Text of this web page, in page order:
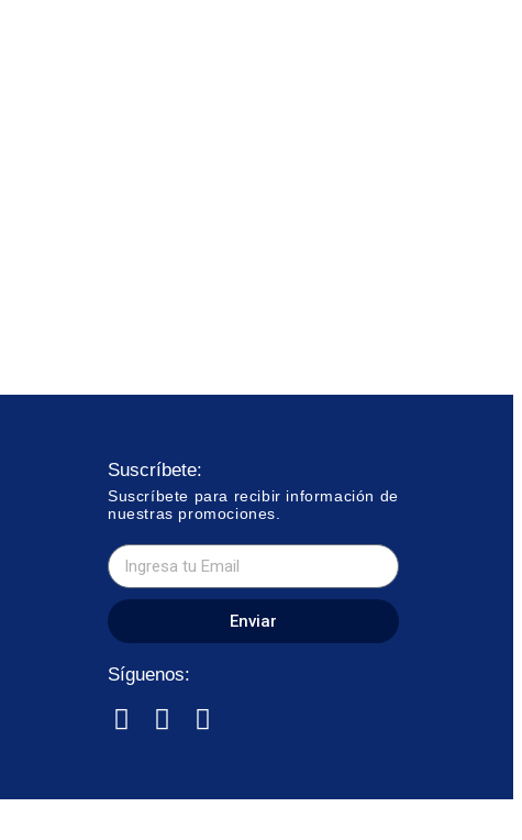
Suscríbete:
Suscríbete para recibir información de
nuestras promociones.
Enviar
Síguenos: